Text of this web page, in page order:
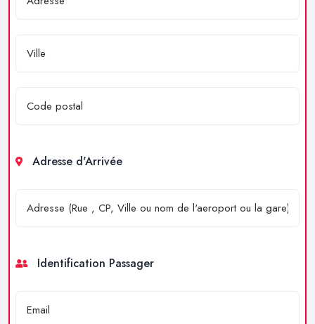
Adresse d'Arrivée
Identification Passager